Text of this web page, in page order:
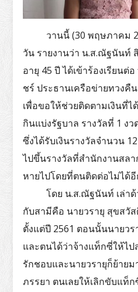
วานนี้ (30 พฤษภาคม
วัน รายงานว่า น.ส.ณัฐนันท์
อายุ 45 ปี ได้เข้าร้องเรียน
ชร์ ประธานเครือข่ายทวงคื
เพื่อขอให้ช่วยติดตามเงินที่ไ
กินแบ่งรัฐบาล รางวัลที่ 1 ง
ซึ่งได้รับเงินรางวัลจำนวน
ไปขึ้นรางวัลที่สำนักงานสล
หายไปโดยที่ตนติดต่อไม่ได้อี
โดย น.ส.ณัฐนันท์ เล่าด้
กับสามีคือ นายวรายุ สุขสวั
ตั้งแต่ปี 2561 ตอนนั้นนายว
และตนได้ว่าจ้างแท็กซี่ให้ไ
รักชอบและนายวรายุก็ย้าย
ภรรยา ตนเลยให้เลิกขับแท็